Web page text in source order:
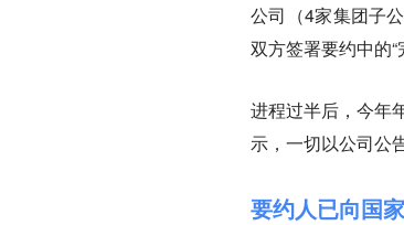
公司（4家集团子
双方签署要约中的“
进程过半后，今年
示，一切以公司公
要约人已向国